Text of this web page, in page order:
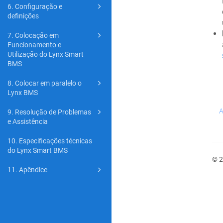
6. Configuração e
definições
7. Colocação em
Funcionamento e
Utilização do Lynx Smart
BMS
8. Colocar em paralelo o
Lynx BMS
9. Resolução de Problemas
e Assistência
10. Especificações técnicas
do Lynx Smart BMS
11. Apêndice
©